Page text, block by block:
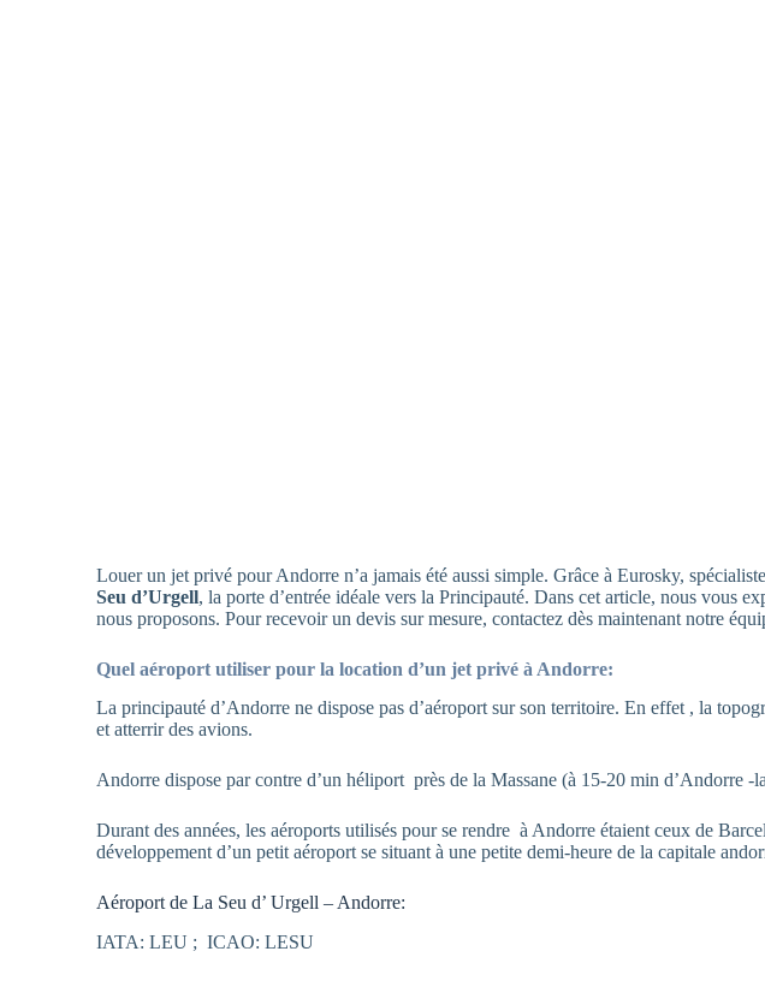
Louer un jet privé pour Andorre n’a jamais été aussi simple. Grâce à Eurosky,
Seu d’Urgell, la porte d’entrée idéale vers la Principauté. Dans cet article, nous vous
nous proposons. Pour recevoir un devis sur mesure, contactez dès maintenant notre
Quel aéroport utiliser pour la location d’un jet privé à Andorre:
La principauté d’Andorre ne dispose pas d’aéroport sur son territoire. En effet , la
et atterrir des avions.
Andorre dispose par contre d’un héliport près de la Massane (à 15-20 min d’Andorre -
Durant des années, les aéroports utilisés pour se rendre à Andorre étaient ceux de
développement d’un petit aéroport se situant à une petite demi-heure de la capitale
Aéroport de La Seu d’ Urgell – Andorre:
IATA: LEU ; ICAO: LESU